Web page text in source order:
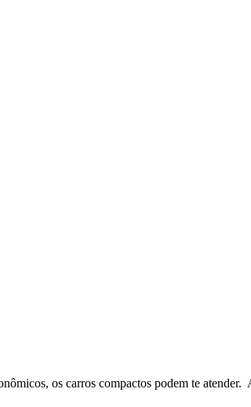
os carros compactos podem te